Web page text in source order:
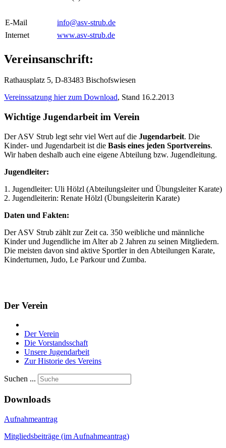
E-Mail
info@asv-strub.de
Internet
www.asv-strub.de
Vereinsanschrift:
Rathausplatz 5, D-83483 Bischofswiesen
Vereinssatzung hier zum Download, Stand 16.2.2013
Wichtige Jugendarbeit im Verein
Der ASV Strub legt sehr viel Wert auf die Jugendarbeit. Die
Kinder- und Jugendarbeit ist die Basis eines jeden Sportvereins.
Wir haben deshalb auch eine eigene Abteilung bzw. Jugendleitung.
Jugendleiter:
1. Jugendleiter: Uli Hölzl (Abteilungsleiter und Übungsleiter Karate)
2. Jugendleiterin: Renate Hölzl (Übungsleiterin Karate)
Daten und Fakten:
Der ASV Strub zählt zur Zeit ca. 350 weibliche und männliche
Kinder und Jugendliche im Alter ab 2 Jahren zu seinen Mitgliedern.
Die meisten davon sind aktive Sportler in den Abteilungen Karate,
Kinderturnen, Judo, Le Parkour und Zumba.
Der Verein
Der Verein
Die Vorstandsschaft
Unsere Jugendarbeit
Zur Historie des Vereins
Suchen ...
Downloads
Aufnahmeantrag
Mitgliedsbeiträge (im Aufnahmeantrag)